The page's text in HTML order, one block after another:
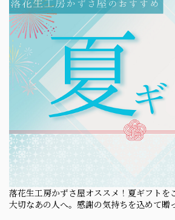
落花生工房かずさ屋オススメ！夏ギフトを
大切なあの人へ。感謝の気持ちを込めて贈